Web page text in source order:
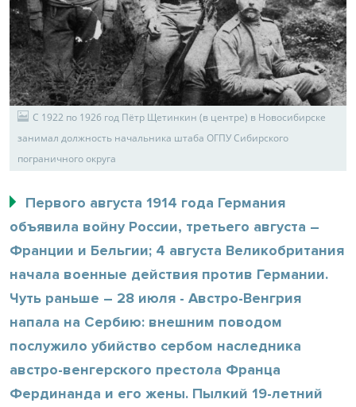
С 1922 по 1926 год Пётр Щетинкин (в центре) в Новосибирске
занимал должность начальника штаба ОГПУ Сибирского
пограничного округа
Первого августа 1914 года Германия
объявила войну России, третьего августа –
Франции и Бельгии; 4 августа Великобритания
начала военные действия против Германии.
Чуть раньше – 28 июля - Австро-Венгрия
напала на Сербию: внешним поводом
послужило убийство сербом наследника
австро-венгерского престола Франца
Фердинанда и его жены. Пылкий 19-летний